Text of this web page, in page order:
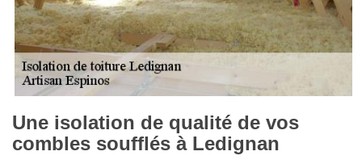
Une isolation de qualité de vos
combles soufflés à Ledignan